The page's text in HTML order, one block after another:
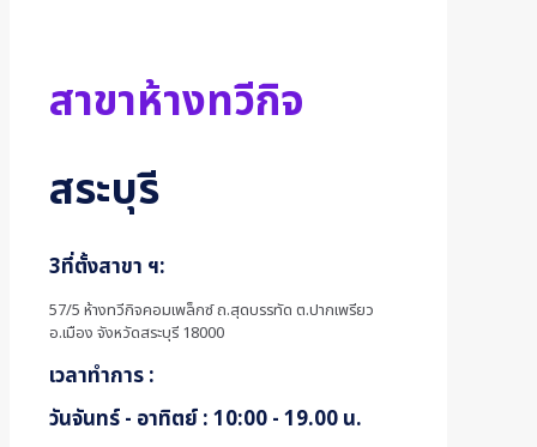
สาขาห้างทวีกิจ
สระบุรี
3ที่ตั้งสาขา ฯ:
57/5 ห้างทวีกิจคอมเพล็กซ์ ถ.สุดบรรทัด ต.ปากเพรียว
อ.เมือง จังหวัดสระบุรี 18000
เวลาทำการ :
วันจันทร์ - อาทิตย์ : 10:00 - 19.00 น.